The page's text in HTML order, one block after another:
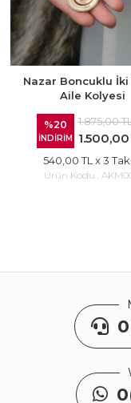
Nazar Boncuklu
Aile Kolyesi
%20
İNDİRİM
1.875,00
540,00 TL x 3
Ürün Kodu :